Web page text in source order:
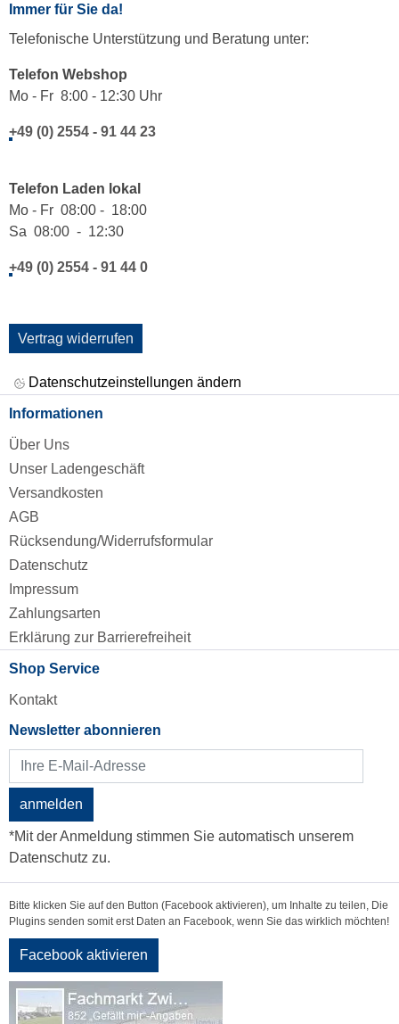
Immer für Sie da!
Telefonische Unterstützung und Beratung unter:
Telefon Webshop
Mo - Fr 8:00 - 12:30 Uhr
+49 (0) 2554 - 91 44 23
Telefon Laden lokal
Mo - Fr 08:00 - 18:00
Sa 08:00 - 12:30
+49 (0) 2554 - 91 44 0
Vertrag widerrufen
Datenschutzeinstellungen ändern
Informationen
Über Uns
Unser Ladengeschäft
Versandkosten
AGB
Rücksendung/Widerrufsformular
Datenschutz
Impressum
Zahlungsarten
Erklärung zur Barrierefreiheit
Shop Service
Kontakt
Newsletter abonnieren
anmelden
*Mit der Anmeldung stimmen Sie automatisch unserem
Datenschutz zu.
Bitte klicken Sie auf den Button (Facebook aktivieren), um Inhalte zu teilen, Die
Plugins senden somit erst Daten an Facebook, wenn Sie das wirklich möchten!
Facebook aktivieren